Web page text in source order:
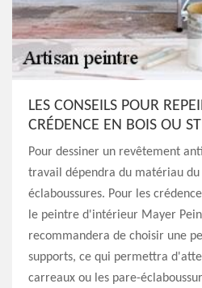
LES CONSEILS POUR
CRÉDENCE EN BOIS OU
Pour dessiner un revêtement
travail dépendra du matériau
éclaboussures. Pour les
le peintre d'intérieur Mayer
recommandera de choisir une
supports, ce qui permettra
carreaux ou les pare-